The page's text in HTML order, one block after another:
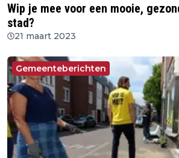
Wip je mee voor een mooie,
stad?
21 maart 2023
Gemeenteberichten